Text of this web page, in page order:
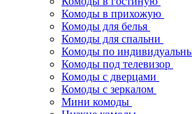
Комоды в прихожую
Комоды для белья
Комоды для спальни
Комоды по
Комоды под телевизор
Комоды с дверцами
Комоды с зеркалом
Мини комоды